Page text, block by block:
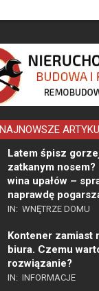
NAJNOWSZE
Latem śpisz
zatkanym
wina upałów –
naprawdę
IN: WNĘTRZE DOMU
Kontener zamiast
biura. Czemu
rozwiązanie?
IN: INFORMACJE